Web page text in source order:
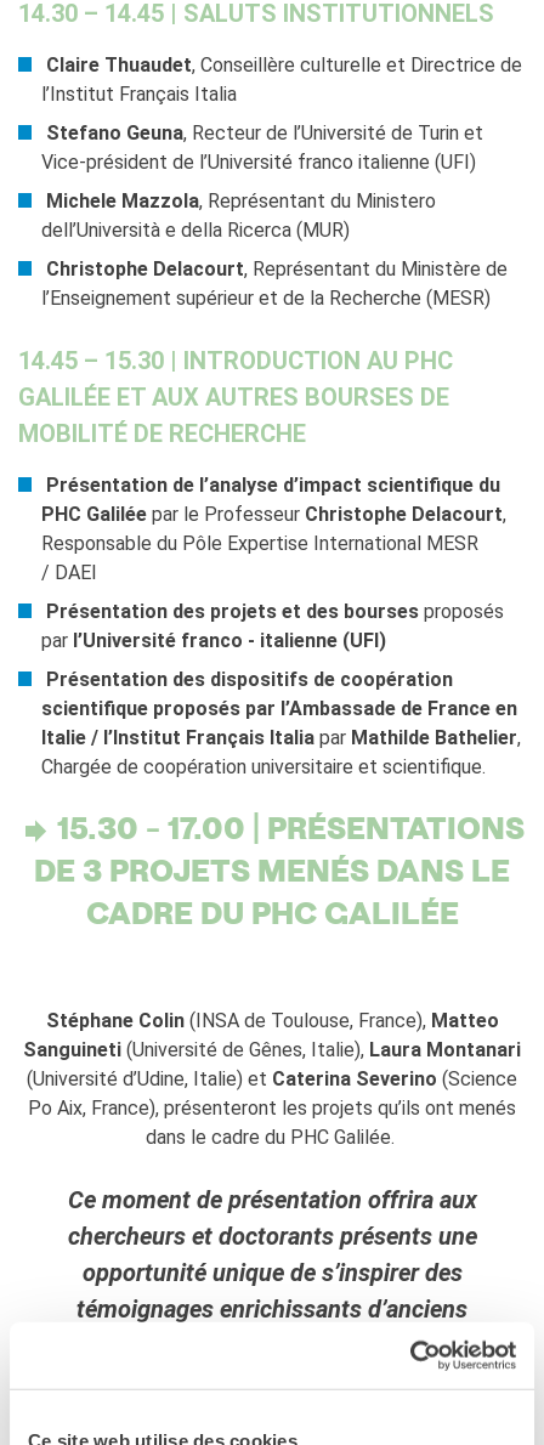
Ce site web utilise des cookies.
14.30 – 14.45 | SALUTS INSTITUTIONNELS
Claire Thuaudet, Conseillère culturelle et Directrice de
l’Institut Français Italia
Stefano Geuna, Recteur de l’Université de Turin et
Vice-président de l’Université franco italienne (UFI)
Michele Mazzola, Représentant du Ministero
dell’Università e della Ricerca (MUR)
Christophe Delacourt, Représentant du Ministère de
l’Enseignement supérieur et de la Recherche (MESR)
14.45 – 15.30 | INTRODUCTION AU PHC
GALILÉE ET AUX AUTRES BOURSES DE
MOBILITÉ DE RECHERCHE
Présentation de l’analyse d’impact scientifique du
PHC Galilée par le Professeur Christophe Delacourt,
Responsable du Pôle Expertise International MESR
/ DAEI
Présentation des projets et des boursesproposés
par l’Université franco - italienne (UFI)
Présentation des dispositifs de coopération
scientifique proposés par l’Ambassade de France en
Italie / l’Institut Français Italiapar Mathilde Bathelier,
Chargée de coopération universitaire et scientifique.
15.30 – 17.00 | PRÉSENTATIONS
DE 3 PROJETS MENÉS DANS LE
CADRE DU PHC GALILÉE
Stéphane Colin(INSA de Toulouse, France), Matteo
Sanguineti (Université de Gênes, Italie), Laura Montanari
(Université d’Udine, Italie) et Caterina Severino (Science
Po Aix, France), présenteront les projets qu’ils ont menés
dans le cadre du PHC Galilée.
Ce moment de présentation offrira aux
chercheurs et doctorants présents une
opportunité unique de s’inspirer des
témoignages enrichissants d’anciens
responsables de projets Galilée.